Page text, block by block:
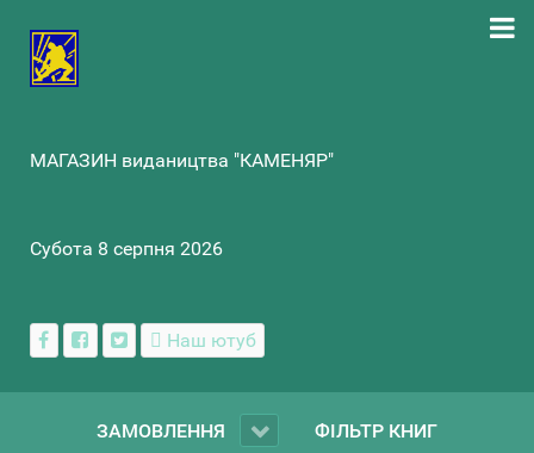
МАГАЗИН видаництва "КАМЕНЯР"
Субота 8 серпня 2026
Наш ютуб
ЗАМОВЛЕННЯ ФІЛЬТР КНИГ